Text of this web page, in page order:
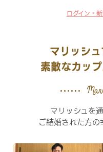
ログイン・
マリッシ
素敵なカッ
マリッシュを
ご結婚された方の